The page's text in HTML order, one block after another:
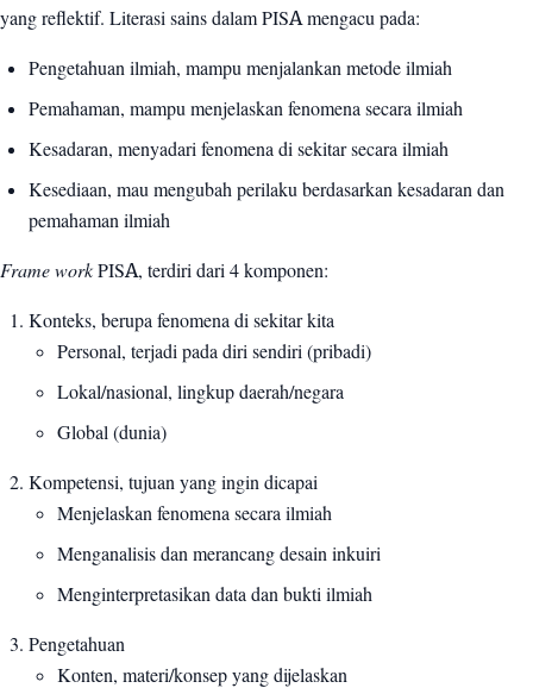
yang reflektif. Literasi sains dalam PISA mengacu pada:
Pengetahuan ilmiah, mampu menjalankan metode ilmiah
Pemahaman, mampu menjelaskan fenomena secara ilmiah
Kesadaran, menyadari fenomena di sekitar secara ilmiah
Kesediaan, mau mengubah perilaku berdasarkan kesadaran dan
pemahaman ilmiah
Frame work PISA, terdiri dari 4 komponen:
Konteks, berupa fenomena di sekitar kita
Personal, terjadi pada diri sendiri (pribadi)
Lokal/nasional, lingkup daerah/negara
Global (dunia)
Kompetensi, tujuan yang ingin dicapai
Menjelaskan fenomena secara ilmiah
Menganalisis dan merancang desain inkuiri
Menginterpretasikan data dan bukti ilmiah
Pengetahuan
Konten, materi/konsep yang dijelaskan